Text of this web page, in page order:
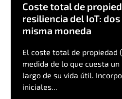
Coste total de
resiliencia del IoT:
misma moneda
El coste total de propiedad
medida de lo que cuesta un
largo de su vida útil.
iniciales...